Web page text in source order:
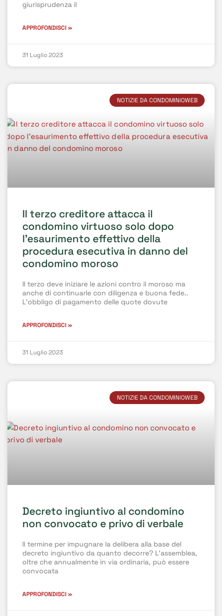
giurisprudenza il
APPROFONDISCI »
31 Luglio 2023
NOTIZIE DA CONDOMINIOWEB
Il terzo creditore attacca il
condomino virtuoso solo dopo
l’esaurimento effettivo della
procedura esecutiva in danno del
condomino moroso
Il terzo deve iniziare le azioni contro il moroso ma
anche di continuarle con diligenza e buona fede..
L’obbligo di pagamento delle quote dovute
APPROFONDISCI »
31 Luglio 2023
NOTIZIE DA CONDOMINIOWEB
Decreto ingiuntivo al condomino
non convocato e privo di verbale
Il termine per impugnare la delibera alla base del
decreto ingiuntivo da quanto decorre? L’assemblea,
oltre che annualmente in via ordinaria, può essere
convocata
APPROFONDISCI »